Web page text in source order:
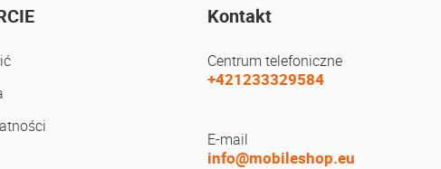
Kontakt
Centrum telefoniczne
+421233329584
E-mail
info@mobileshop.eu